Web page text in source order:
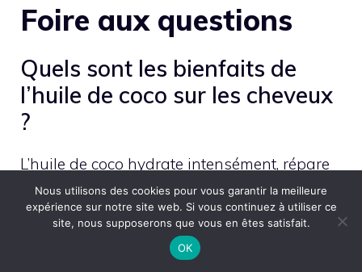
Foire aux questions
Quels sont les bienfaits de
l’huile de coco sur les cheveux
?
L’huile de coco hydrate intensément, répare
les cheveux abîmés et protège contre la
chaleur et la pollution. Elle prévient les
pointes fourchues, réduit les frisottis et
Nous utilisons des cookies pour vous garantir la meilleure
expérience sur notre site web. Si vous continuez à utiliser ce
site, nous supposerons que vous en êtes satisfait.
OK